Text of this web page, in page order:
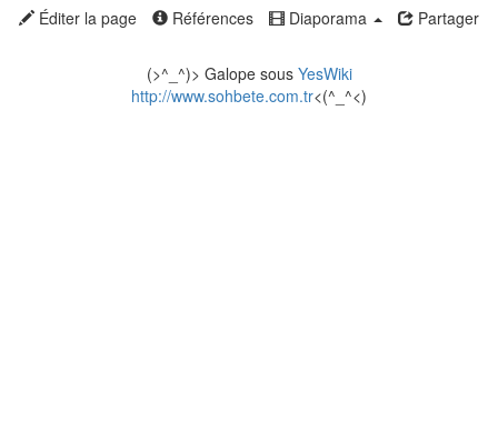
Éditer la page Références Diaporama Partager
(>^_^)> Galope sous YesWiki
http://www.sohbete.com.tr<(^_^<)